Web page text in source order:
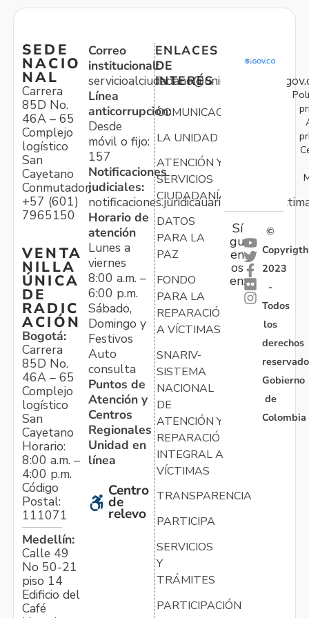
SEDE
NACIO
NAL
Carrera
85D No.
46A – 65
Complejo
logístico
San
Cayetano
Conmutador:
+57 (601)
7965150
VENTA
NILLA
ÚNICA
DE
RADIC
ACIÓN
Bogotá:
Carrera
85D No.
46A – 65
Complejo
logístico
San
Cayetano
Horario:
8:00 a.m. –
4:00 p.m.
Código
Postal:
111071
Medellín:
Calle 49
No 50-21
piso 14
Edificio del
Café
Correo
institucional:
Línea
anticorrupción:
Desde
móvil o fijo:
157
Notificaciones
judiciales:
Horario de
atención
Lunes a
viernes
8:00 a.m. –
6:00 p.m.
Sábado,
Domingo y
Festivos
Auto
consulta
Puntos de
Atención y
Centros
Regionales
Unidad en
línea
Centro
de
relevo
ENLACES
DE
INTERÉS
COMUNICACIONES
LA UNIDAD
ATENCIÓN Y
SERVICIOS
CIUDADANÍA
DATOS
PARA LA
PAZ
FONDO
PARA LA
REPARACIÓN
A VÍCTIMAS
SNARIV-
SISTEMA
NACIONAL
DE
ATENCIÓN Y
REPARACIÓN
INTEGRAL A
VÍCTIMAS
TRANSPARENCIA
PARTICIPA
SERVICIOS
Y
TRÁMITES
PARTICIPACIÓN
Sí
gu
en
os
en:
©
Copyrigth
2023
-
Todos
los
derechos
Gobierno
de
Colombia